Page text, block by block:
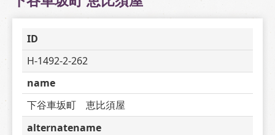
ID
H-1492-2-262
name
下谷車坂町　恵比須屋
alternatename